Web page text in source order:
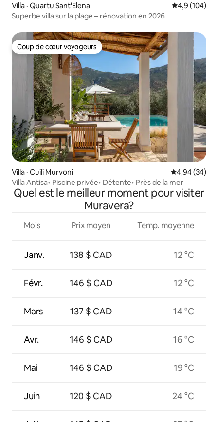
Villa · Quartu Sant'Elena Note
4,9 (104)
Superbe villa sur la plage – rénovation en 2026
Coup de cœur voyageurs
Coup de cœur voyageurs
Villa · Cuili Murvoni Note
4,94 (34)
Villa Antisa• Piscine privée• Détente• Près de la mer
Quel est le meilleur moment pour visiter
Muravera?
Mois
Janv.
Févr.
Mars
Avr.
Mai
Juin
Prix moyen
138 $ CAD
146 $ CAD
137 $ CAD
146 $ CAD
146 $ CAD
120 $ CAD
Temp. moyenne
12 °C
12 °C
14 °C
16 °C
19 °C
24 °C